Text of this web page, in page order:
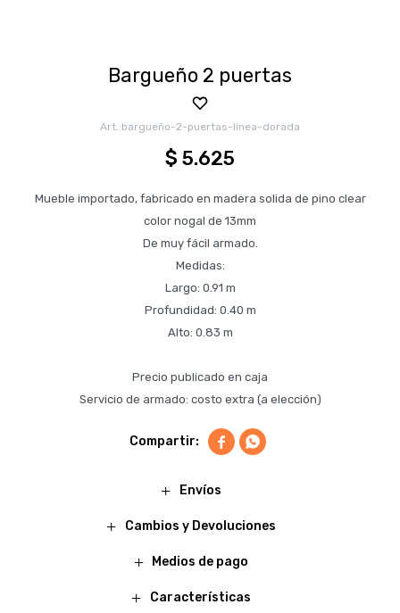
Bargueño 2 puertas
bargueño-2-puertas-linea-dorada
$ 5.625
Mueble importado, fabricado en madera solida de pino clear
color nogal de 13mm
De muy fácil armado.
Medidas:
Largo: 0.91 m
Profundidad: 0.40 m
Alto: 0.83 m
Precio publicado en caja
Servicio de armado: costo extra (a elección)
 
Envíos
Cambios y Devoluciones
Medios de pago
Características